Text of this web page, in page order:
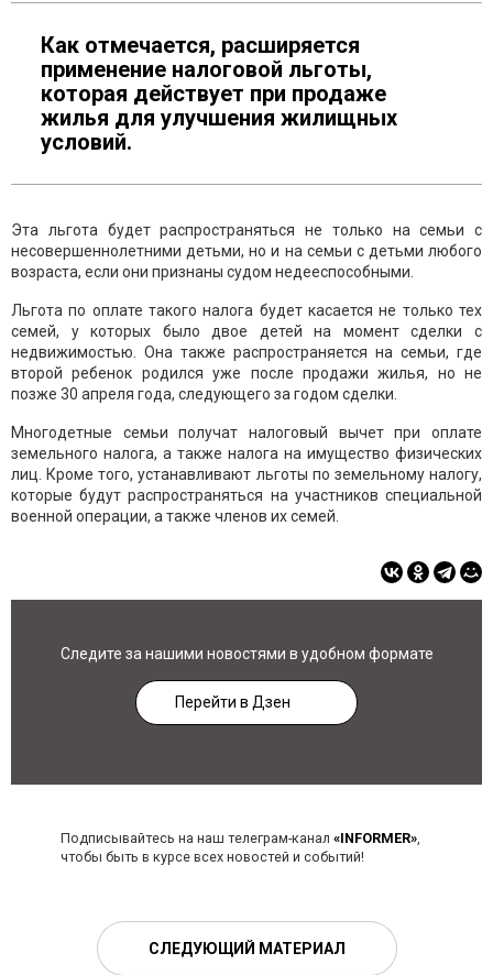
Как отмечается, расширяется
применение налоговой льготы,
которая действует при продаже
жилья для улучшения жилищных
условий.
Эта льгота будет распространяться не только на семьи с
несовершеннолетними детьми, но и на семьи с детьми любого
возраста, если они признаны судом недееспособными.
Льгота по оплате такого налога будет касается не только тех
семей, у которых было двое детей на момент сделки с
недвижимостью. Она также распространяется на семьи, где
второй ребенок родился уже после продажи жилья, но не
позже 30 апреля года, следующего за годом сделки.
Многодетные семьи получат налоговый вычет при оплате
земельного налога, а также налога на имущество физических
лиц. Кроме того, устанавливают льготы по земельному налогу,
которые будут распространяться на участников специальной
военной операции, а также членов их семей.
Следите за нашими новостями в удобном формате
Перейти в Дзен
Подписывайтесь на наш телеграм-канал «INFORMER»,
чтобы быть в курсе всех новостей и событий!
СЛЕДУЮЩИЙ МАТЕРИАЛ